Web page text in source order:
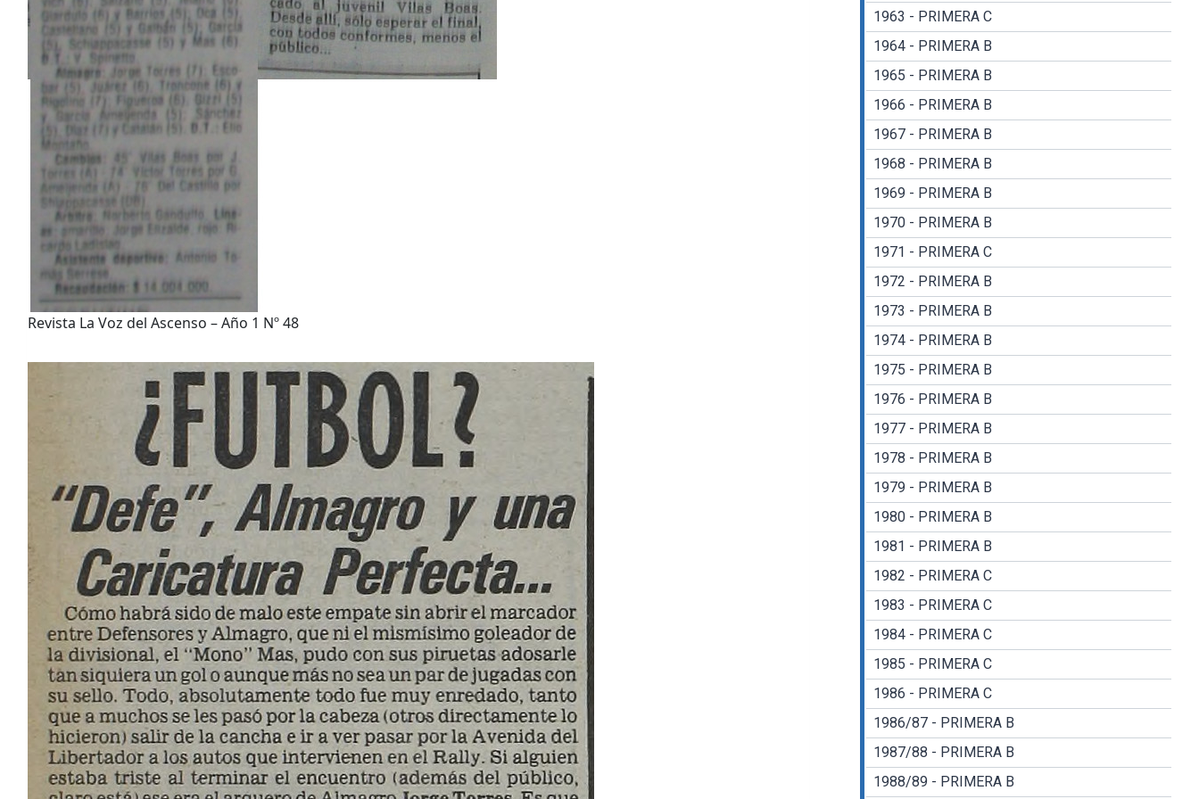
Revista La Voz del Ascenso – Año 1 Nº 48
1963 - PRIMERA C
1964 - PRIMERA B
1965 - PRIMERA B
1966 - PRIMERA B
1967 - PRIMERA B
1968 - PRIMERA B
1969 - PRIMERA B
1970 - PRIMERA B
1971 - PRIMERA C
1972 - PRIMERA B
1973 - PRIMERA B
1974 - PRIMERA B
1975 - PRIMERA B
1976 - PRIMERA B
1977 - PRIMERA B
1978 - PRIMERA B
1979 - PRIMERA B
1980 - PRIMERA B
1981 - PRIMERA B
1982 - PRIMERA C
1983 - PRIMERA C
1984 - PRIMERA C
1985 - PRIMERA C
1986 - PRIMERA C
1986/87 - PRIMERA B
1987/88 - PRIMERA B
1988/89 - PRIMERA B